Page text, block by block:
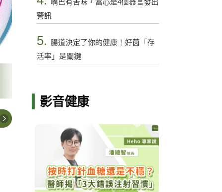
嘴巴有苦味，當心是4個器官發出
警訊
5. 腸道決定了你的健康！好菌「存
活率」是關鍵
影音健康